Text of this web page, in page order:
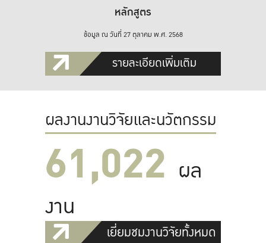
หลักสูตร
ข้อมูล ณ วันที่ 27 ตุลาคม พ.ศ. 2568
รายละเอียดเพิ่มเติม
ผลงานงานวิจัยและนวัตกรรม
61,022 ผล
งาน
เยี่ยมชมงานวิจัยทั้งหมด